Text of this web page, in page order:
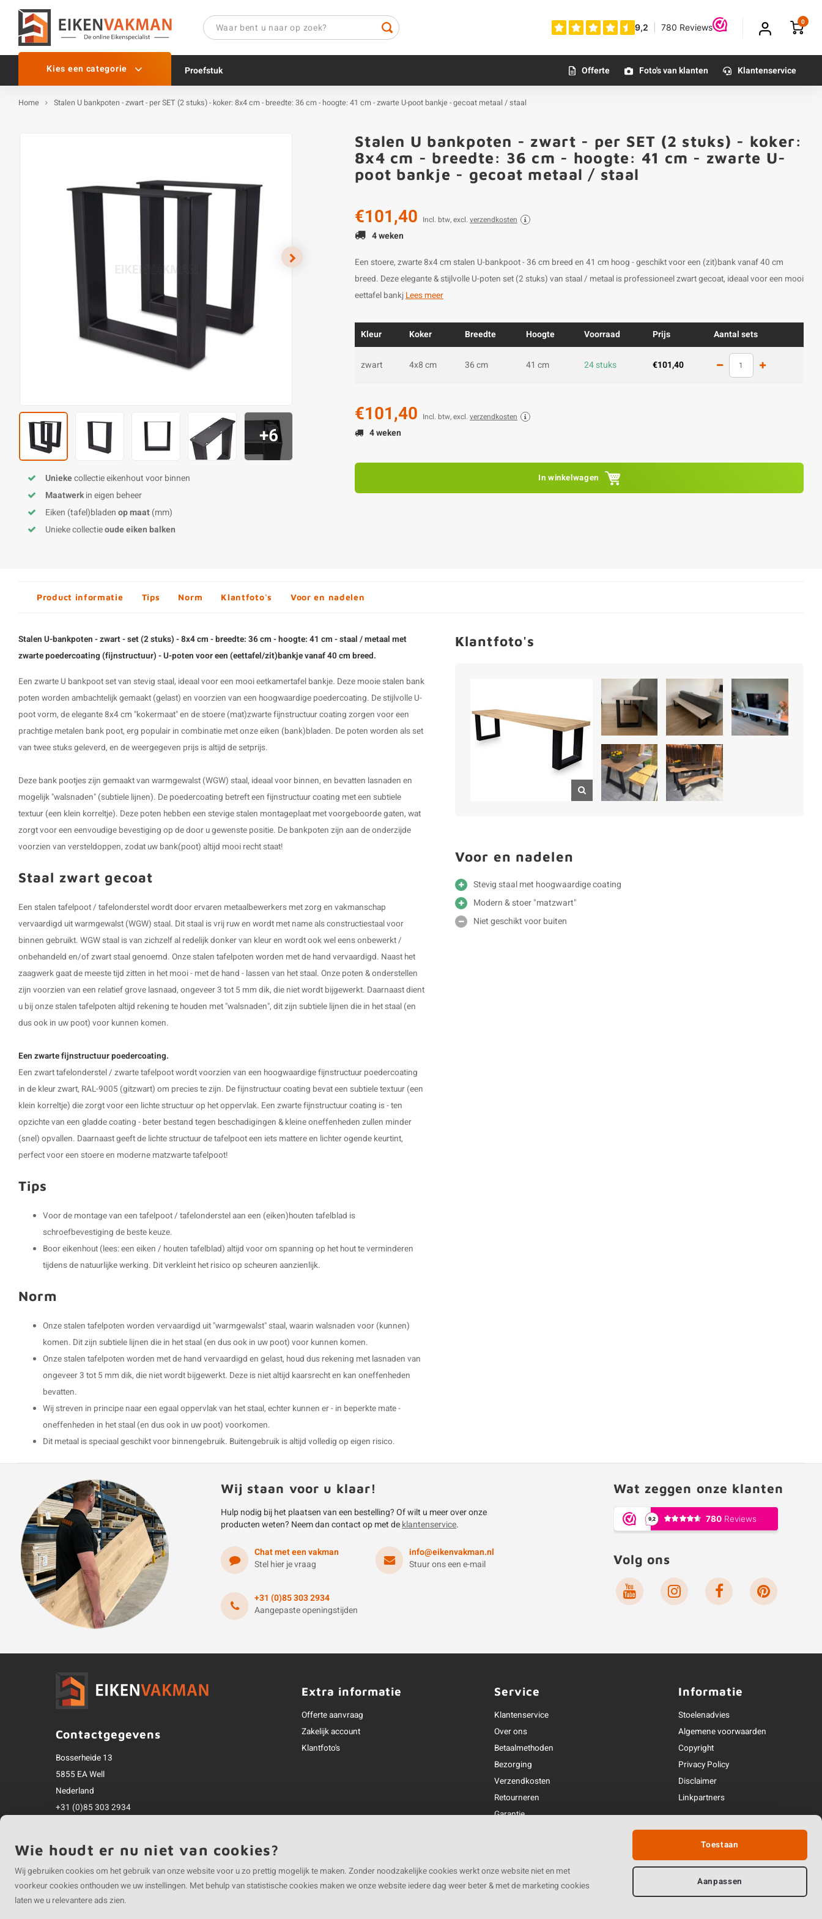
0
Kies een categorie Proefstuk Offerte Foto's van klanten Klantenservice
Home Stalen U bankpoten - zwart - per SET (2 stuks) - koker: 8x4 cm - breedte: 36 cm - hoogte: 41 cm - zwarte U-poot bankje - gecoat metaal / staal
+6
Uniekecollectie eikenhout voor binnen
Maatwerkin eigen beheer
Eiken (tafel)bladenop maat(mm)
Unieke collectieoude eiken balken
Stalen U bankpoten - zwart - per SET (2 stuks) - koker:
8x4 cm - breedte: 36 cm - hoogte: 41 cm - zwarte U-
poot bankje - gecoat metaal / staal
€101,40 Incl. btw, excl. verzendkosten
4 weken
Een stoere, zwarte 8x4 cm stalen U-bankpoot - 36 cm breed en 41 cm hoog - geschikt voor een (zit)bank vanaf 40 cm
breed. Deze elegante & stijlvolle U-poten set (2 stuks) van staal / metaal is professioneel zwart gecoat, ideaal voor een mooi
eettafel bankjLees meer
Kleur Koker Breedte Hoogte Voorraad Prijs Aantal sets
zwart 4x8 cm 36 cm 41 cm 24 stuks €101,40
€101,40 Incl. btw, excl. verzendkosten
4 weken
In winkelwagen
Product informatie Tips Norm Klantfoto's Voor en nadelen
Stalen U-bankpoten - zwart - set (2 stuks) - 8x4 cm - breedte: 36 cm - hoogte: 41 cm - staal / metaal met
zwarte poedercoating (fijnstructuur) - U-poten voor een (eettafel/zit)bankje vanaf 40 cm breed.
Een zwarte U bankpoot set van stevig staal, ideaal voor een mooi eetkamertafel bankje. Deze mooiestalen bank
poten worden ambachtelijk gemaakt (gelast) en voorzien van een hoogwaardige poedercoating. De stijlvolle U-
pootvorm, de elegante 8x4 cm "kokermaat" en de stoere (mat)zwarte fijnstructuur coating zorgen voor een
prachtige metalen bank poot, erg populair in combinatie met onze eiken (bank)bladen. De poten worden als set
van twee stuks geleverd, en de weergegeven prijs is altijd de setprijs.
Deze bank pootjeszijn gemaakt van warmgewalst (WGW) staal, ideaal voor binnen, en bevatten lasnaden en
mogelijk "walsnaden" (subtiele lijnen). De poedercoating betreft een fijnstructuur coating met een subtiele
textuur (een klein korreltje). Deze poten hebben een stevige stalen montageplaat met voorgeboorde gaten, wat
zorgt voor een eenvoudige bevestiging op de door u gewenste positie. De bankpoten zijn aan de onderzijde
voorzien van versteldoppen, zodat uw bank(poot) altijd mooi recht staat!
Staal zwart gecoat
Een stalen tafelpoot / tafelonderstel wordt door ervaren metaalbewerkers met zorg en vakmanschap
vervaardigd uit warmgewalst (WGW) staal. Dit staal is vrij ruw en wordt met name als constructiestaal voor
binnen gebruikt. WGW staal is van zichzelf al redelijk donker van kleur en wordt ook wel eens onbewerkt /
onbehandeld en/of zwart staal genoemd. Onze stalen tafelpoten worden met de hand vervaardigd. Naast het
zaagwerk gaat de meeste tijd zitten in het mooi - met de hand - lassen van het staal. Onze poten & onderstellen
zijn voorzien van een relatief grove lasnaad, ongeveer 3 tot 5 mm dik, die niet wordt bijgewerkt. Daarnaast dient
u bij onze stalen tafelpoten altijd rekening te houden met "walsnaden", dit zijn subtiele lijnen die in het staal (en
dus ook in uw poot) voor kunnen komen.
Een zwarte fijnstructuur poedercoating.
Een zwart tafelonderstel / zwarte tafelpoot wordt voorzien van een hoogwaardige fijnstructuur poedercoating
in de kleur zwart, RAL-9005 (gitzwart) om precies te zijn. De fijnstructuur coating bevat een subtiele textuur (een
klein korreltje) die zorgt voor een lichte structuur op het oppervlak. Een zwarte fijnstructuur coating is - ten
opzichte van een gladde coating - beter bestand tegen beschadigingen & kleine oneffenheden zullen minder
(snel) opvallen. Daarnaast geeft de lichte structuur de tafelpoot een iets mattere en lichter ogende keurtint,
perfect voor een stoere en moderne matzwarte tafelpoot!
Tips
Voor de montage van een tafelpoot / tafelonderstel aan een (eiken)houten tafelblad is
schroefbevestiging de beste keuze.
Boor eikenhout (lees: een eiken / houten tafelblad) altijd voor om spanning op het hout te verminderen
tijdens de natuurlijke werking. Dit verkleint het risico op scheuren aanzienlijk.
Norm
Onze stalen tafelpoten worden vervaardigd uit "warmgewalst" staal, waarin walsnaden voor (kunnen)
komen. Dit zijn subtiele lijnen die in het staal (en dus ook in uw poot) voor kunnen komen.
Onze stalen tafelpoten worden met de hand vervaardigd en gelast, houd dus rekening met lasnaden van
ongeveer 3 tot 5 mm dik, die niet wordt bijgewerkt. Deze is niet altijd kaarsrecht en kan oneffenheden
bevatten.
Wij streven in principe naar een egaal oppervlak van het staal, echter kunnen er - in beperkte mate -
oneffenheden in het staal (en dus ook in uw poot) voorkomen.
Dit metaal is speciaal geschikt voor binnengebruik. Buitengebruik is altijd volledig op eigen risico.
Klantfoto's
Voor en nadelen
Stevig staal met hoogwaardige coating
Modern & stoer "matzwart"
Niet geschikt voor buiten
Wij staan voor u klaar!
Hulp nodig bij het plaatsen van een bestelling? Of wilt u meer over onze
producten weten? Neem dan contact op met deklantenservice.
Chat met een vakman
Stel hier je vraag
info@eikenvakman.nl
Stuur ons een e-mail
+31 (0)85 303 2934
Aangepaste openingstijden
Wat zeggen onze klanten
Volg ons
Contactgegevens
Bosserheide 13
5855 EA Well
Nederland
+31 (0)85 303 2934
Alle bedragen zijn incl. btw
Extra informatie
Offerte aanvraag
Zakelijk account
Klantfoto's
Service
Klantenservice
Over ons
Betaalmethoden
Bezorging
Verzendkosten
Retourneren
Garantie
Informatie
Stoelenadvies
Algemene voorwaarden
Copyright
Privacy Policy
Disclaimer
Linkpartners
Wie houdt er nu niet van cookies?
Wij gebruiken cookies om het gebruik van onze website voor u zo prettig mogelijk te maken. Zonder noodzakelijke cookies werkt onze website niet en met
voorkeur cookies onthouden we uw instellingen. Met behulp van statistische cookies maken we onze website iedere dag weer beter & met de marketing cookies
laten we u relevantere ads zien.
Toestaan
Aanpassen